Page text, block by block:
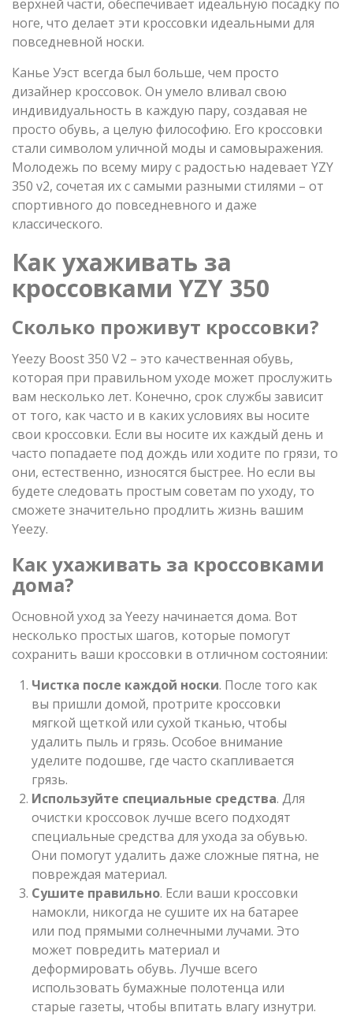
верхней части, обеспечивает идеальную посадку по
ноге, что делает эти кроссовки идеальными для
повседневной носки.
Канье Уэст всегда был больше, чем просто
дизайнер кроссовок. Он умело вливал свою
индивидуальность в каждую пару, создавая не
просто обувь, а целую философию. Его кроссовки
стали символом уличной моды и самовыражения.
Молодежь по всему миру с радостью надевает YZY
350 v2, сочетая их с самыми разными стилями – от
спортивного до повседневного и даже
классического.
Как ухаживать за
кроссовками YZY 350
Сколько проживут кроссовки?
Yeezy Boost 350 V2 – это качественная обувь,
которая при правильном уходе может прослужить
вам несколько лет. Конечно, срок службы зависит
от того, как часто и в каких условиях вы носите
свои кроссовки. Если вы носите их каждый день и
часто попадаете под дождь или ходите по грязи, то
они, естественно, износятся быстрее. Но если вы
будете следовать простым советам по уходу, то
сможете значительно продлить жизнь вашим
Yeezy.
Как ухаживать за кроссовками
дома?
Основной уход за Yeezy начинается дома. Вот
несколько простых шагов, которые помогут
сохранить ваши кроссовки в отличном состоянии:
Чистка после каждой носки. После того как
вы пришли домой, протрите кроссовки
мягкой щеткой или сухой тканью, чтобы
удалить пыль и грязь. Особое внимание
уделите подошве, где часто скапливается
грязь.
Используйте специальные средства. Для
очистки кроссовок лучше всего подходят
специальные средства для ухода за обувью.
Они помогут удалить даже сложные пятна, не
повреждая материал.
Сушите правильно. Если ваши кроссовки
намокли, никогда не сушите их на батарее
или под прямыми солнечными лучами. Это
может повредить материал и
деформировать обувь. Лучше всего
использовать бумажные полотенца или
старые газеты, чтобы впитать влагу изнутри.